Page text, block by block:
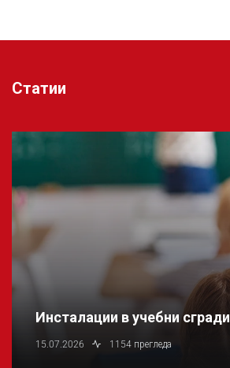
Статии
Инсталации в учебни сгради
15.07.2026 1154 прегледа